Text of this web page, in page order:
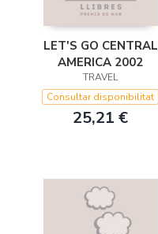
LET'S GO CENTRAL
AMERICA 2002
TRAVEL
Consultar disponibilitat
25,21 €